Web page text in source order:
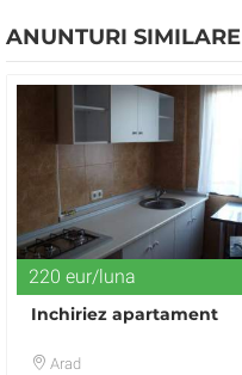
ANUNTURI SIMILARE
220 eur/luna
Inchiriez apartament
Arad